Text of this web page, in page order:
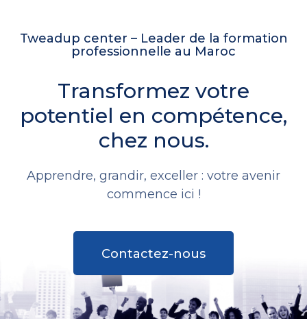
Tweadup center – Leader de la formation
professionnelle au Maroc
Transformez votre
potentiel en compétence,
chez nous.
Apprendre, grandir, exceller : votre avenir
commence ici !
Contactez-nous